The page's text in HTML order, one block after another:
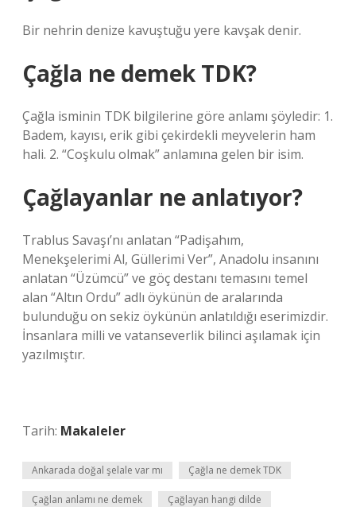
Bir nehrin denize kavuştuğu yere kavşak denir.
Çağla ne demek TDK?
Çağla isminin TDK bilgilerine göre anlamı şöyledir: 1.
Badem, kayısı, erik gibi çekirdekli meyvelerin ham
hali. 2. “Coşkulu olmak” anlamına gelen bir isim.
Çağlayanlar ne anlatıyor?
Trablus Savaşı’nı anlatan “Padişahım,
Menekşelerimi Al, Güllerimi Ver”, Anadolu insanını
anlatan “Üzümcü” ve göç destanı temasını temel
alan “Altın Ordu” adlı öykünün de aralarında
bulunduğu on sekiz öykünün anlatıldığı eserimizdir.
İnsanlara milli ve vatanseverlik bilinci aşılamak için
yazılmıştır.
Tarih: Makaleler
Ankarada doğal şelale var mı Çağla ne demek TDK
Çağlan anlamı ne demek Çağlayan hangi dilde